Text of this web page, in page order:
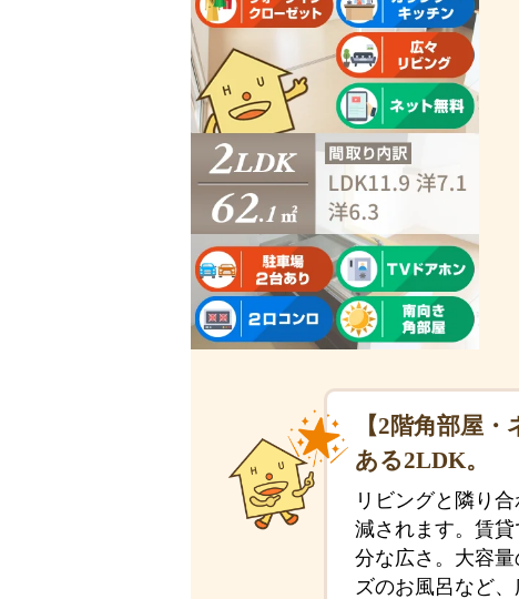
【2階角部屋
ある2LDK。
リビングと隣り
減されます。賃
分な広さ。大容
ズのお風呂など